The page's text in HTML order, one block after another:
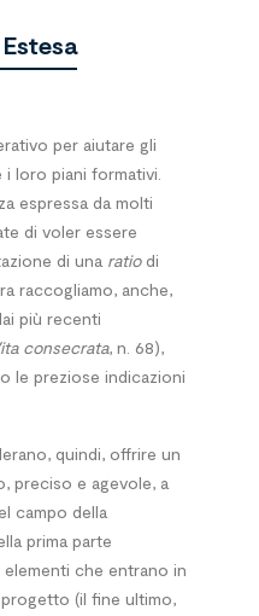
per aiutare gli
loro piani formativi.
espressa da molti
di voler essere
di una ratiodi
raccogliamo, anche,
più recenti
consecrata, n. 68),
le preziose indicazioni
quindi, offrire un
preciso e agevole, a
campo della
prima parte
elementi che entrano in
(il fine ultimo,